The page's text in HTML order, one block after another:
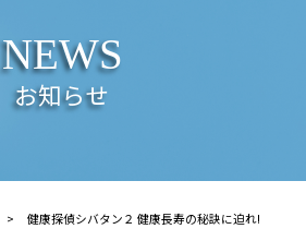
NEWS
お知らせ
> 健康探偵シバタン２ 健康長寿の秘訣に迫れ!